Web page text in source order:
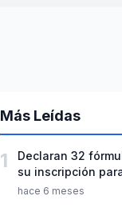
Más Leídas
1
Declaran 32
su inscripción
hace 6 meses